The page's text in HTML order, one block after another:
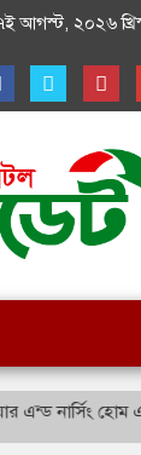
আগস্ট, ২০২৬
নার্সিং হোম এর